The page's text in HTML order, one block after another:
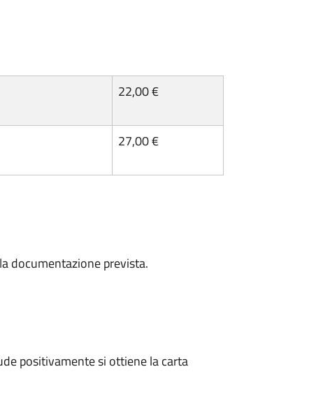
22,00 €
27,00 €
documentazione prevista.
positivamente si ottiene la carta